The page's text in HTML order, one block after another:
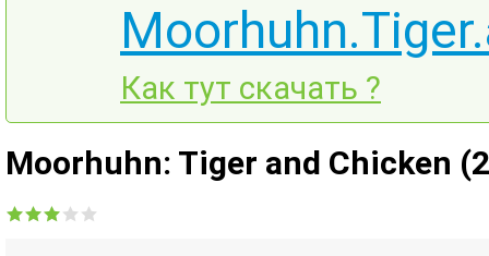
Как тут скачать ?
Moorhuhn: Tiger and Chicken